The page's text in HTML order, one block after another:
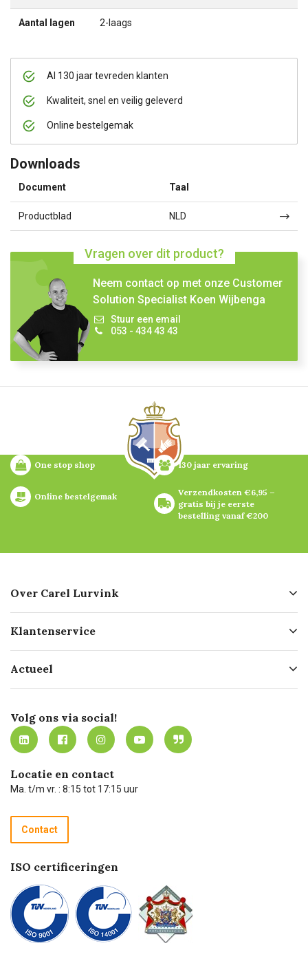
Al 130 jaar tevreden klanten
Kwaliteit, snel en veilig geleverd
Online bestelgemak
Downloads
Document Taal
Productblad NLD
Vragen over dit product?
Neem contact op met onze Customer
Solution Specialist Koen Wijbenga
Stuur een email
053 - 434 43 43
Aantal lagen 2-laags
One stop shop 130 jaar ervaring
Online bestelgemak
Verzendkosten €6,95 –
gratis bij je eerste
bestelling vanaf €200
Over Carel Lurvink
Geschiedenis
Missie
Werken bij Carel Lurvink
MVO
Klantenservice
Bezorgen
Mijn Carel Lurvink
Mijn Carel Lurvink instructievideo's
Carel Lurvink App
Hulp op afstand
Technische dienst
Recycle programma
Betalen
Actueel
Innovation LAB
Tevreden klanten
Carel Lurvink Blog
Carel de podcast
Volg ons via social!
Locatie en contact
Ma. t/m vr. : 8:15 tot 17:15 uur
Contact
ISO certificeringen